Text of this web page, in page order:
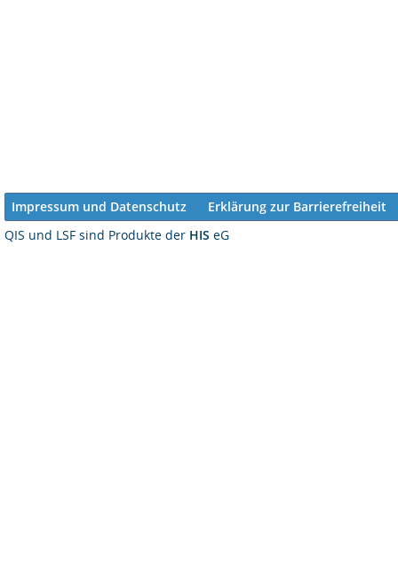
Impressum und Datenschutz
Erklärung zur Barrierefreiheit
QIS und LSF sind Produkte der HIS eG